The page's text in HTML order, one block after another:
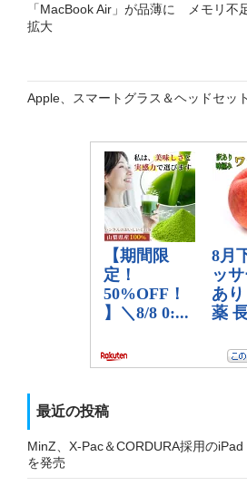
「MacBook Air」が品薄に メモリ不
拡大
Apple、スマートグラス＆ヘッドセッ
最近の投稿
MinZ、X-Pac＆CORDURA採用の
を発売